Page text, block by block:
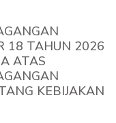
18 TAHUN 2026
ATAS
KEBIJAKAN